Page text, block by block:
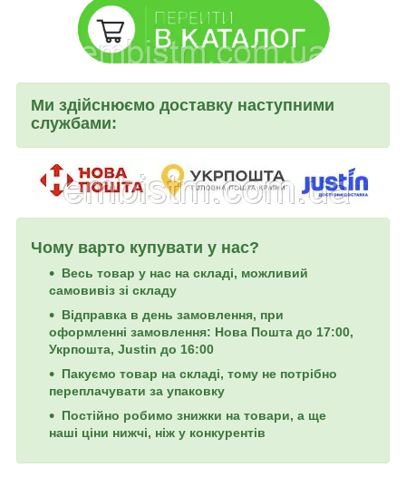
Ми здійснюємо доставку наступними
службами:
Чому варто купувати у нас?
Весь товар у нас на складі, можливий
самовивіз зі складу
Відправка в день замовлення, при
оформленні замовлення: Нова Пошта до 17:00,
Укрпошта, Justin до 16:00
Пакуємо товар на складі, тому не потрібно
переплачувати за упаковку
Постійно робимо знижки на товари, а ще
наші ціни нижчі, ніж у конкурентів